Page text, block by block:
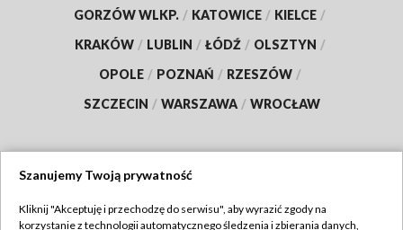
GORZÓW WLKP. / KATOWICE / KIELCE /
KRAKÓW / LUBLIN / ŁÓDŹ / OLSZTYN /
OPOLE / POZNAŃ / RZESZÓW /
SZCZECIN / WARSZAWA / WROCŁAW
Szanujemy Twoją prywatność
Kliknij "Akceptuję i przechodzę do serwisu", aby wyrazić zgody na
korzystanie z technologii automatycznego śledzenia i zbierania danych,